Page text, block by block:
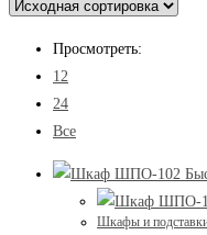
сайту
Просмотреть:
12
24
Все
Шкафы и